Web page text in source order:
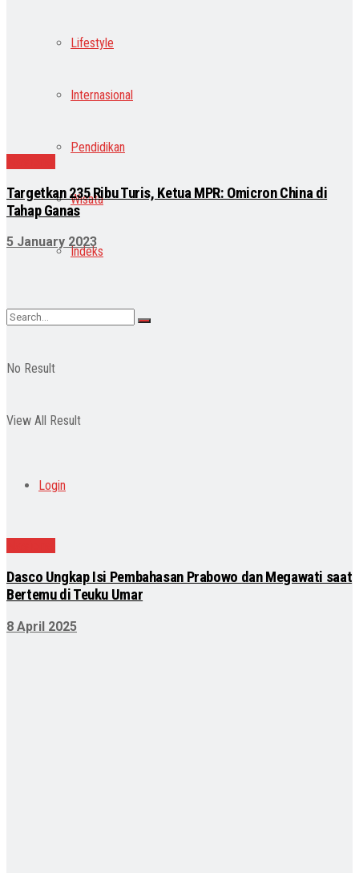
Lifestyle
Internasional
Pendidikan
Wisata
Indeks
No Result
View All Result
Login
Targetkan 235 Ribu Turis, Ketua MPR: Omicron China di
Tahap Ganas
5 January 2023
Dasco Ungkap Isi Pembahasan Prabowo dan Megawati saat
Bertemu di Teuku Umar
8 April 2025